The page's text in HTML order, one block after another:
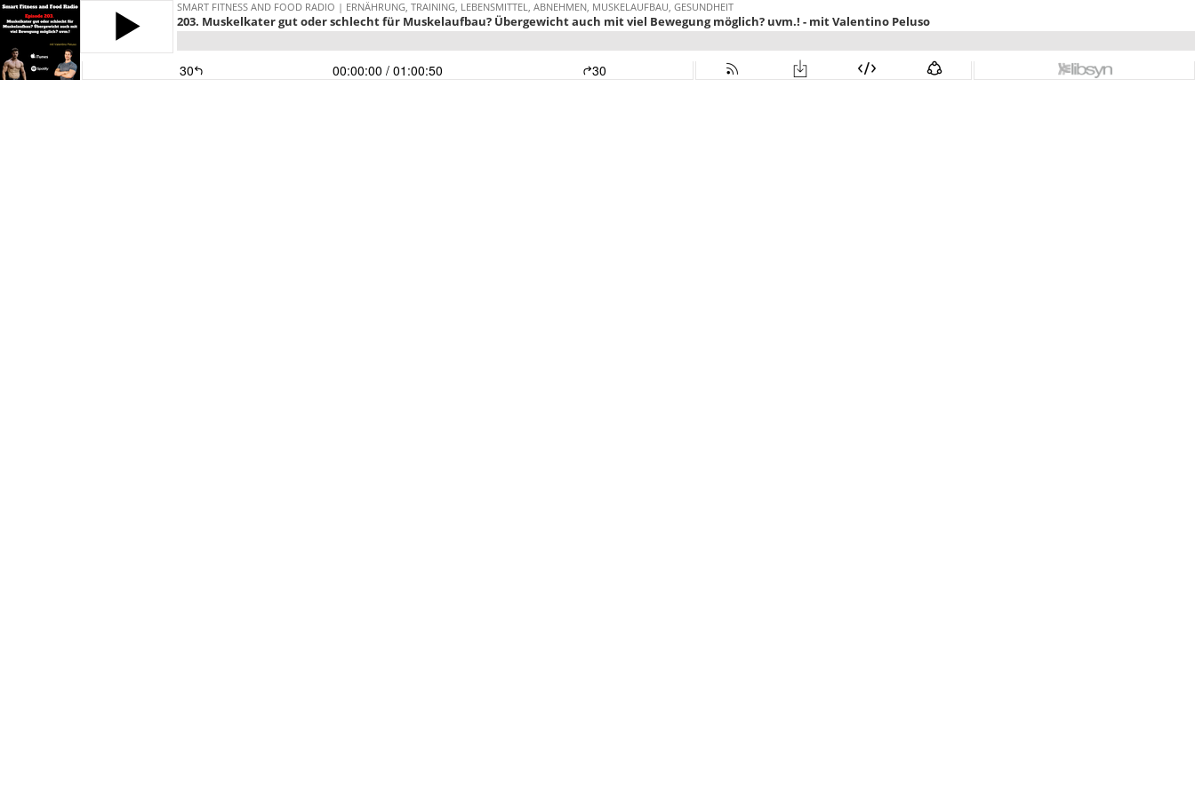
SMART FITNESS AND FOOD RADIO | ERNÄHRUNG, TRAINING, LEBENSMITTEL, ABNEHMEN, MUSKELAUFBAU, GESUNDHEIT
203. Muskelkater gut oder schlecht für Muskelaufbau? Übergewicht auch mit viel Bewegung möglich? uvm.! - mit Valentino Peluso
30 00:00:00 / 01:00:50 30